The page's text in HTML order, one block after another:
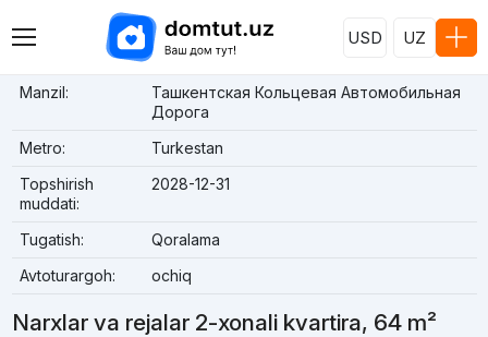
USD UZ
Manzil:
Ташкентская Кольцевая Автомобильная
Дорога
Metro:
Turkestan
Topshirish
muddati:
2028-12-31
Tugatish:
Qoralama
Avtoturargoh:
ochiq
Narxlar va rejalar 2-xonali kvartira, 64 m²